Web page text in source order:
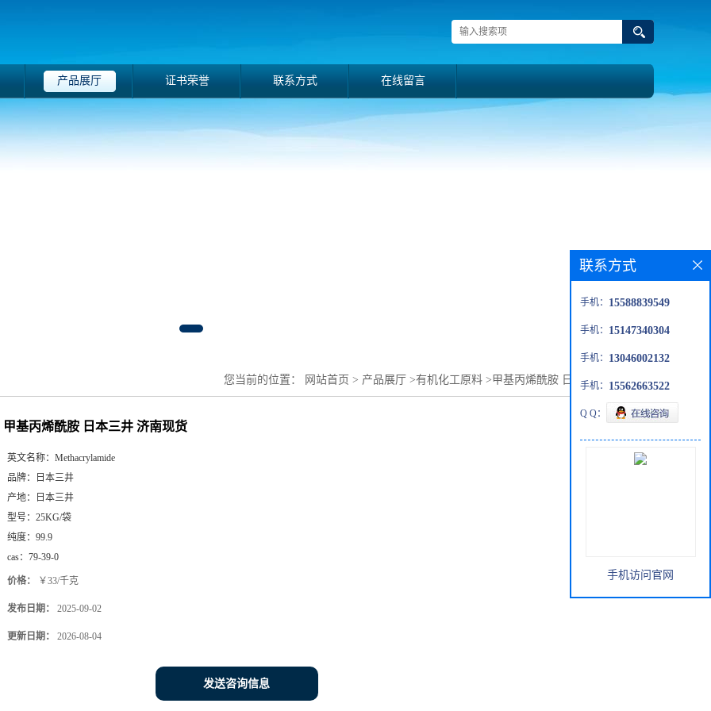
产品展厅 证书荣誉 联系方式 在线留言
您当前的位置： 网站首页 > 产品展厅 >有机化工原料 >甲基丙烯酰胺 日本三井 济南现货
甲基丙烯酰胺 日本三井 济南现货
英文名称： Methacrylamide
品牌：
日本三井
产地：
日本三井
型号： 25KG/袋
纯度： 99.9
cas： 79-39-0
价格： ￥33/千克
发布日期： 2025-09-02
更新日期： 2026-08-04
发送咨询信息
联系方式
手机： 15588839549
手机： 15147340304
手机： 13046002132
手机： 15562663522
Q Q：
手机访问官网